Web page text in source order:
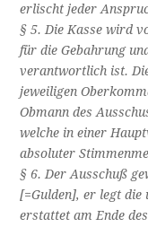
erlischt jeder
§ 5. Die Kasse wird
für die Gebahrung
verantwortlich ist.
jeweiligen
Obmann des
welche in einer
absoluter
§ 6. Der Ausschuß
[=Gulden], er legt
erstattet am Ende